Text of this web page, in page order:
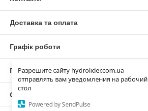
Разрешите сайту hydrolider.com.ua
отправлять вам уведомления на рабочий
стол
Powered by SendPulse
Доставка та оплата
Графік роботи
Повна версія сайту
Сайт створено на маркетплейсі